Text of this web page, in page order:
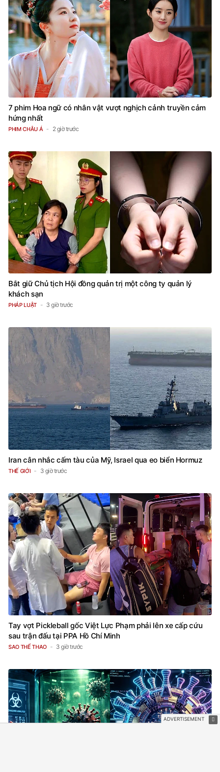
7 phim Hoa ngữ có nhân vật vượt nghịch cảnh truyền cảm
hứng nhất
PHIM CHÂU Á 2 giờ trước
Bắt giữ Chủ tịch Hội đồng quản trị một công ty quản lý
khách sạn
PHÁP LUẬT 3 giờ trước
Iran cân nhắc cấm tàu của Mỹ, Israel qua eo biển Hormuz
THẾ GIỚI 3 giờ trước
Tay vợt Pickleball gốc Việt Lực Phạm phải lên xe cấp cứu
sau trận đấu tại PPA Hồ Chí Minh
SAO THỂ THAO 3 giờ trước